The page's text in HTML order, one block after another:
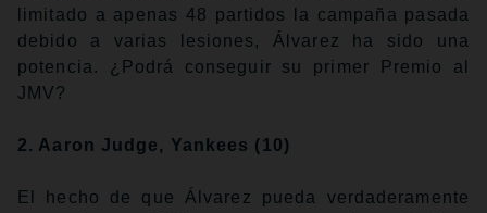
limitado a apenas 48 partidos la campaña pasada
debido a varias lesiones, Álvarez ha sido una
potencia. ¿Podrá conseguir su primer Premio al
JMV?
2. Aaron Judge, Yankees (10)
El hecho de que Álvarez pueda verdaderamente